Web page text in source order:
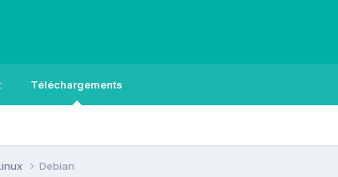
Téléchargements
Debian